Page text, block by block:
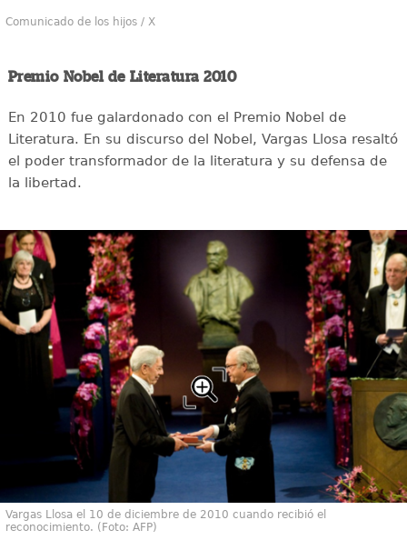
Comunicado de los hijos / X
Premio Nobel de Literatura 2010
En 2010 fue galardonado con el Premio Nobel de
Literatura. En su discurso del Nobel, Vargas Llosa resaltó
el poder transformador de la literatura y su defensa de
la libertad.
Vargas Llosa el 10 de diciembre de 2010 cuando recibió el
reconocimiento. (Foto: AFP)